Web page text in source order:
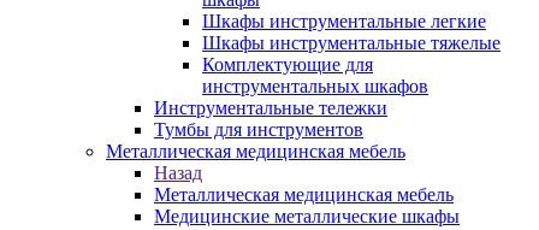
Шкафы инструментальные легкие
Шкафы инструментальные тяжелые
Комплектующие для
инструментальных шкафов
Инструментальные тележки
Тумбы для инструментов
Металлическая медицинская мебель
Назад
Металлическая медицинская мебель
Медицинские металлические шкафы